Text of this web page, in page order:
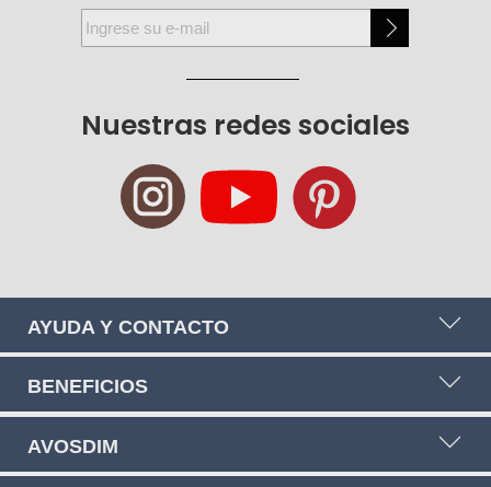
Nuestras redes sociales
Inscríbase
a
de
AYUDA Y CONTACTO
BENEFICIOS
AVOSDIM